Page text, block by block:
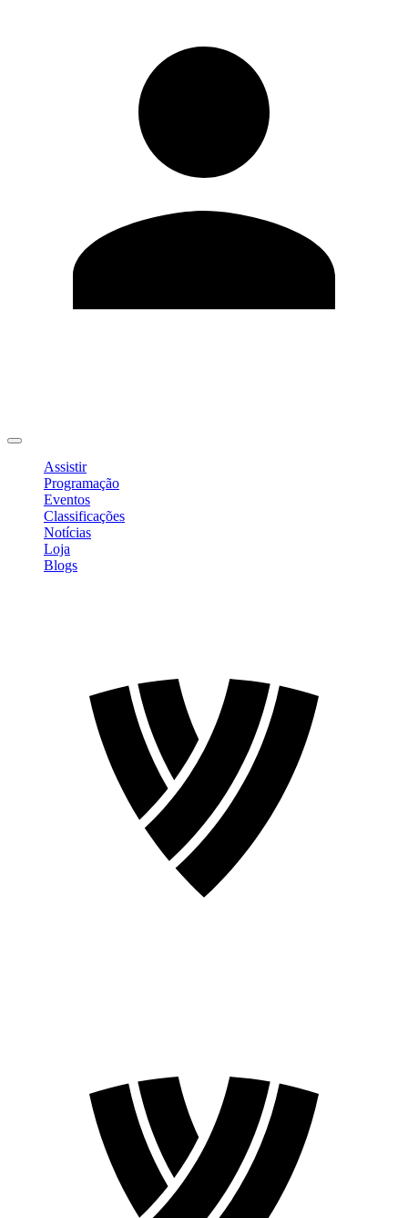
Assistir
Programação
Eventos
Classificações
Notícias
Loja
Blogs